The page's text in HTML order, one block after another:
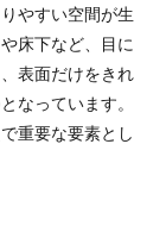
やすい空間が生
床下など、目に
表面だけをきれ
なっています。
重要な要素とし